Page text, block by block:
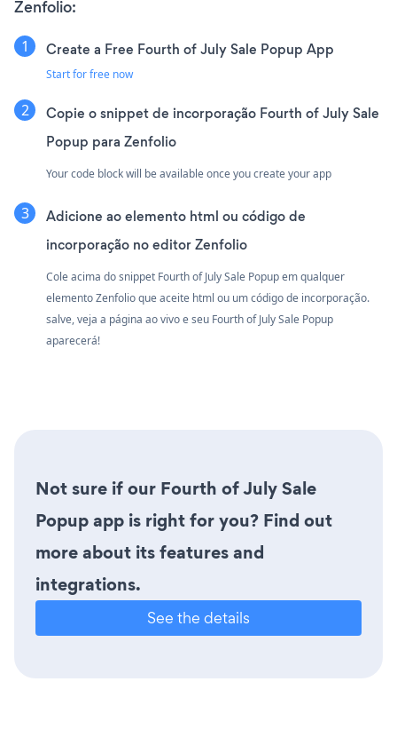
Zenfolio:
Create a Free Fourth of July Sale Popup App
Start for free now
Copie o snippet de incorporação Fourth of July Sale
Popup para Zenfolio
Your code block will be available once you create your app
Adicione ao elemento html ou código de
incorporação no editor Zenfolio
Cole acima do snippet Fourth of July Sale Popup em qualquer
elemento Zenfolio que aceite html ou um código de incorporação.
salve, veja a página ao vivo e seu Fourth of July Sale Popup
aparecerá!
Not sure if our Fourth of July Sale
Popup app is right for you? Find out
more about its features and
integrations.
See the details